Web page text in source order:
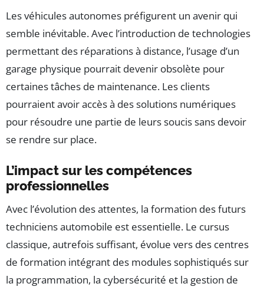
Les véhicules autonomes préfigurent un avenir qui
semble inévitable. Avec l’introduction de technologies
permettant des réparations à distance, l’usage d’un
garage physique pourrait devenir obsolète pour
certaines tâches de maintenance. Les clients
pourraient avoir accès à des solutions numériques
pour résoudre une partie de leurs soucis sans devoir
se rendre sur place.
L’impact sur les compétences
professionnelles
Avec l’évolution des attentes, la formation des futurs
techniciens automobile est essentielle. Le cursus
classique, autrefois suffisant, évolue vers des centres
de formation intégrant des modules sophistiqués sur
la programmation, la cybersécurité et la gestion de